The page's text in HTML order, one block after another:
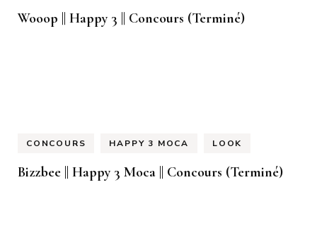
Wooop || Happy 3 || Concours (Terminé)
CONCOURS HAPPY 3 MOCA LOOK
Bizzbee || Happy 3 Moca || Concours (Terminé)